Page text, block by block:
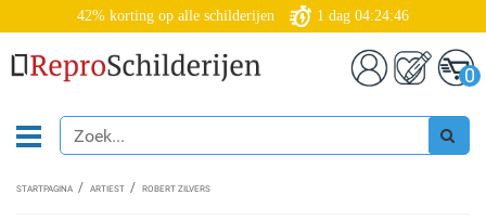
42% korting op alle schilderijen 1 dag 04:24:45
0
STARTPAGINA ARTIEST ROBERT ZILVERS